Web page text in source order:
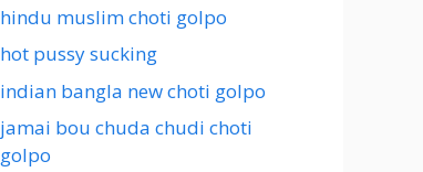
hindu muslim choti golpo
hot pussy sucking
indian bangla new choti golpo
jamai bou chuda chudi choti
golpo